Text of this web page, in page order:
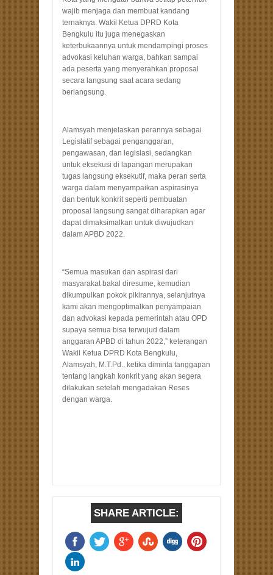
wajib menjaga dan membuat kandang
ternaknya. Wakil Ketua DPRD Kota
Bengkulu itu juga menegaskan
keterbukaannya untuk mendampingi proses
advokasi keluhan warga, bahkan sampai
ada peserta yang menyerahkan proposal
secara langsung saat acara sedang
berlangsung.
Alamsyah menjelaskan perannya sebagai
Legislatif sebagai penganggaran,
pengawasan, dan legislasi, sedangkan
untuk eksekusi di lapangan merupakan
tugas langsung eksekutif, maka peran serta
warga dalam menyampaikan aspirasinya
dan bentuk konkrit seperti pembuatan
proposal langsung sangat diharapkan agar
dapat dimaksimalkan untuk diwujudkan
dalam APBD 2022.
“Semua masukan dan aspirasi dari
masyarakat bakal diresume, kemudian
dikumpulkan pokok pikirannya, selanjutnya
kami akan mengoptimalkan penyampaian
dan advokasi kepada pemerintah atau OPD
supaya semua bisa terwujud dalam
anggaran APBD di tahun 2022,” keterangan
Wakil Ketua DPRD Kota Bengkulu,
Alamsyah, M.T.Pd., ketika diminta tanggapan
tentang langkah konkrit yang akan segera
dilakukan setelah mengadakan Reses
dengan warga.
SHARE ARTICLE: